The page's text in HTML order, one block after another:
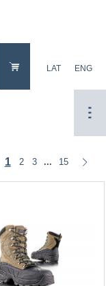
LAT ENG
1 2 3 ... 15